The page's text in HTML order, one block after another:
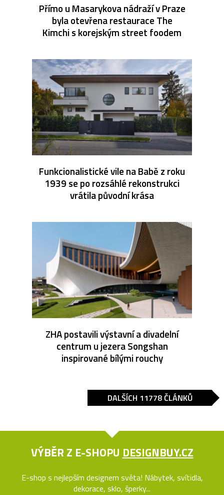
Přímo u Masarykova nádraží v Praze
byla otevřena restaurace The
Kimchi s korejským street foodem
Funkcionalistické vile na Babě z roku
1939 se po rozsáhlé rekonstrukci
vrátila původní krása
ZHA postavili výstavní a divadelní
centrum u jezera Songshan
inspirované bílými rouchy
DALŠÍCH 11778 ČLÁNKŮ
VÝBĚR Z E-SHOPU DESIGNBUY.CZ
E-shop s nejlepším designem světa! Nábytek, svítidla,
dekorace, sklo, šperky...